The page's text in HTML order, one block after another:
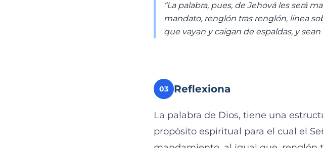
“La palabra, pues, de Jehová les será
mandato, renglón tras renglón, línea
que vayan y caigan de espaldas, y
03 Reflexiona
La palabra de Dios, tiene una
propósito espiritual para el cual el